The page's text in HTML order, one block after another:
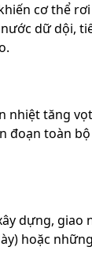
cơ thể
dữ dội,
tăng vọt
đoạn toàn
dựng, giao
hoặc